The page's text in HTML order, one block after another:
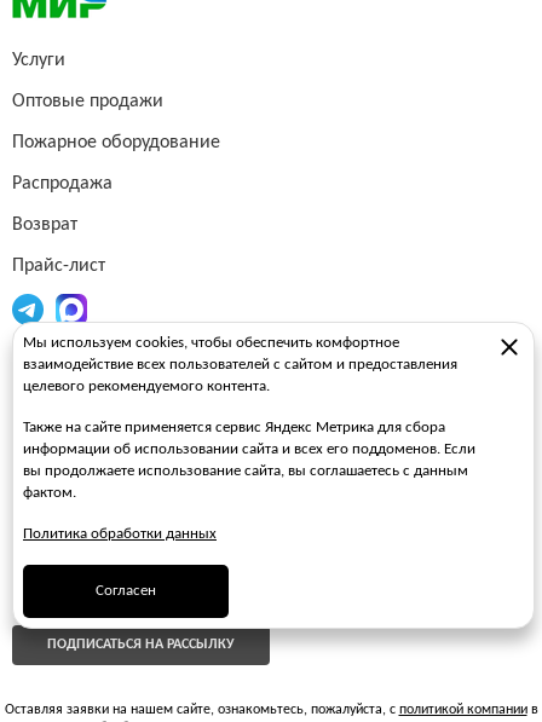
Услуги
Оптовые продажи
Пожарное оборудование
Распродажа
Возврат
Прайс-лист
Огнетушители
Пожарные стволы
Пожарные шкафы
FAQ
ПОДПИСАТЬСЯ НА РАССЫЛКУ
Оставляя заявки на нашем сайте, ознакомьтесь, пожалуйста, с политикой компаниив
Мы используем cookies, чтобы обеспечить комфортное
взаимодействие всех пользователей с сайтом и предоставления
целевого рекомендуемого контента.
Также на сайте применяется сервис Яндекс Метрика для сбора
информации об использовании сайта и всех его поддоменов. Если
вы продолжаете использование сайта, вы соглашаетесь с данным
фактом.
Политика обработки данных
Согласен